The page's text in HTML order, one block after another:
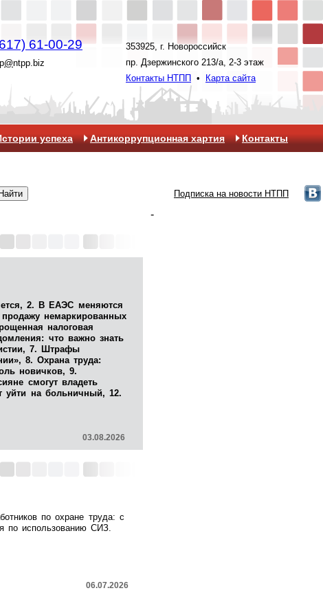
61-00-29
@ntpp.biz
353925, г. Новороссийск
пр. Дзержинского 213/а, 2-3 этаж
Контакты НТПП
• Карта сайта
успеха Антикоррупционная хартия Контакты
Подписка на новости НТПП
2. В ЕАЭС меняются
немаркированных
налоговая
что важно знать
7. Штрафы
8. Охрана труда:
новичков, 9.
смогут владеть
уйти на больничный, 12.
03.08.2026
по охране труда: с
по использованию СИЗ.
06.07.2026
-